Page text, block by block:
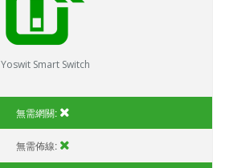
Yoswit Smart Switch
無需網關:
無需佈線: